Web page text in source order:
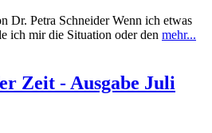
Dr. Petra Schneider Wenn ich etwas
ich mir die Situation oder den mehr...
Zeit - Ausgabe Juli